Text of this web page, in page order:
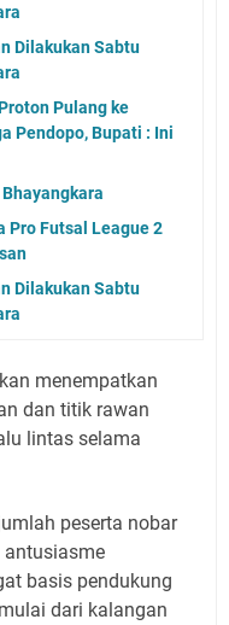
Dilakukan Sabtu
Pulang ke
Pendopo, Bupati : Ini
Pro Futsal League 2
Dilakukan Sabtu
menempatkan
dan titik rawan
lintas selama
peserta nobar
antusiasme
basis pendukung
dari kalangan